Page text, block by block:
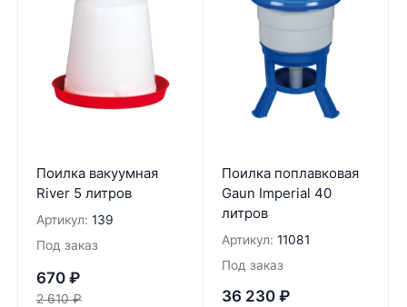
Поилка вакуумная
River 5 литров
Артикул: 139
Под заказ
670 ₽
2 610 ₽
Поилка поплавковая
Gaun Imperial 40
литров
Артикул: 11081
Под заказ
36 230 ₽